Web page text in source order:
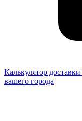
Калькулятор доставки
вашего города